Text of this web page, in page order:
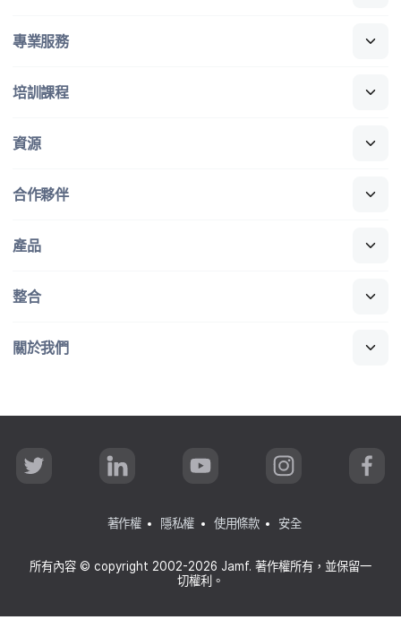
專業​服務
培訓​課程
資源
合作​夥伴
產品
整合
關於​我們
所有​內容 © copyright 2002-2026 Jamf. 著​作權​所有，​並​保留​一​
切權利。
著作權 隱私權 使用條款 安全
T
w
L
i
e
d
n
Y
o
u
b
I
n
a
g
a
m
F
a
k